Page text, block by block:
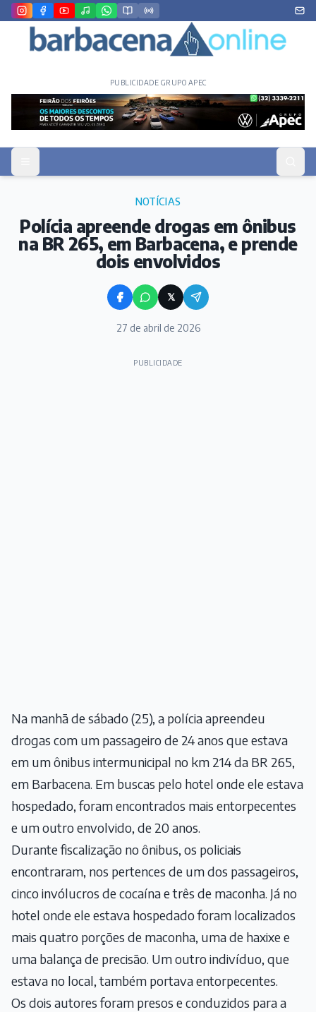
PUBLICIDADE GRUPO APEC
NOTÍCIAS
Polícia apreende drogas em ônibus
na BR 265, em Barbacena, e prende
dois envolvidos
𝕏
27 de abril de 2026
PUBLICIDADE
Na manhã de sábado (25), a polícia apreendeu
drogas com um passageiro de 24 anos que estava
em um ônibus intermunicipal no km 214 da BR 265,
em Barbacena. Em buscas pelo hotel onde ele estava
hospedado, foram encontrados mais entorpecentes
e um outro envolvido, de 20 anos.
Durante fiscalização no ônibus, os policiais
encontraram, nos pertences de um dos passageiros,
cinco invólucros de cocaína e três de maconha. Já no
hotel onde ele estava hospedado foram localizados
mais quatro porções de maconha, uma de haxixe e
uma balança de precisão. Um outro indivíduo, que
estava no local, também portava entorpecentes.
Os dois autores foram presos e conduzidos para a